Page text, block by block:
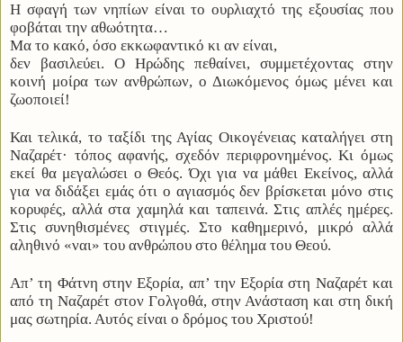
Η σφαγή των νηπίων είναι το ουρλιαχτό της εξουσίας που
φοβάται την αθωότητα…
Μα το κακό, όσο εκκωφαντικό κι αν είναι,
δεν βασιλεύει. Ο Ηρώδης πεθαίνει, συμμετέχοντας στην
κοινή μοίρα των ανθρώπων, ο Διωκόμενος όμως μένει και
ζωοποιεί!
Και τελικά, το ταξίδι της Αγίας Οικογένειας καταλήγει στη
Ναζαρέτ· τόπος αφανής, σχεδόν περιφρονημένος. Κι όμως
εκεί θα μεγαλώσει ο Θεός. Όχι για να μάθει Εκείνος, αλλά
για να διδάξει εμάς ότι ο αγιασμός δεν βρίσκεται μόνο στις
κορυφές, αλλά στα χαμηλά και ταπεινά. Στις απλές ημέρες.
Στις συνηθισμένες στιγμές. Στο καθημερινό, μικρό αλλά
αληθινό «ναι» του ανθρώπου στο θέλημα του Θεού.
Απ’ τη Φάτνη στην Εξορία, απ’ την Εξορία στη Ναζαρέτ και
από τη Ναζαρέτ στον Γολγοθά, στην Ανάσταση και στη δική
μας σωτηρία. Αυτός είναι ο δρόμος του Χριστού!